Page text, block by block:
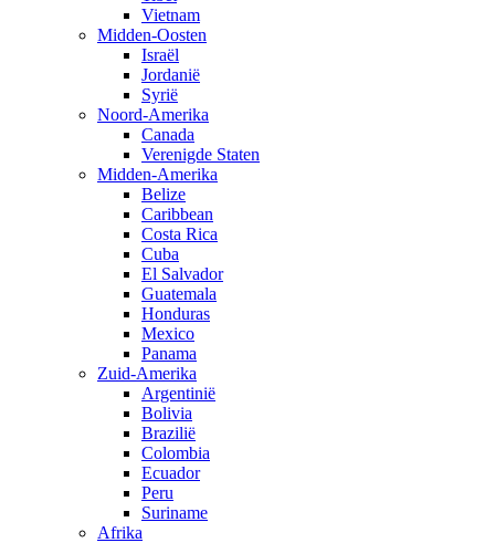
Vietnam
Midden-Oosten
Israël
Jordanië
Syrië
Noord-Amerika
Canada
Verenigde Staten
Midden-Amerika
Belize
Caribbean
Costa Rica
Cuba
El Salvador
Guatemala
Honduras
Mexico
Panama
Zuid-Amerika
Argentinië
Bolivia
Brazilië
Colombia
Ecuador
Peru
Suriname
Afrika